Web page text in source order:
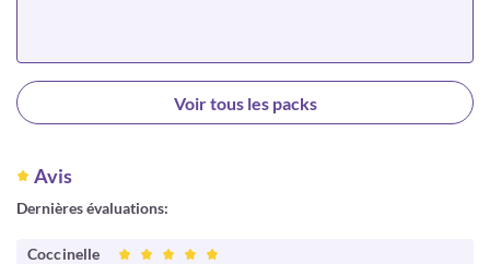
Choisir
Voir tous les packs
Avis
Dernières évaluations:
Coccinelle